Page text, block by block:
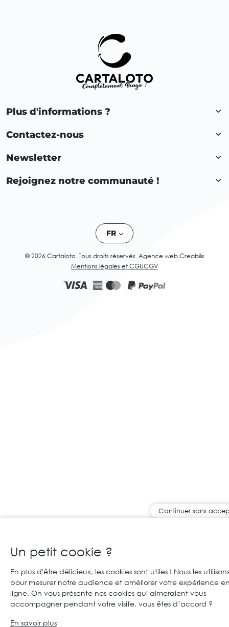
Plus d'informations ?
Contactez-nous
Newsletter
Rejoignez notre communauté !
FR
© 2026 Cartaloto. Tous droits réservés. Agence web Creabilis
Mentions légales et CGUCGV
Continuer sans
Un petit cookie ?
En plus d'être délicieux, les cookies sont utiles ! Nous les utilisons
pour mesurer notre audience et améliorer votre expérience
ligne. On vous présente nos cookies qui aimeraient vous
accompagner pendant votre visite, vous êtes d’accord ?
En savoir plus